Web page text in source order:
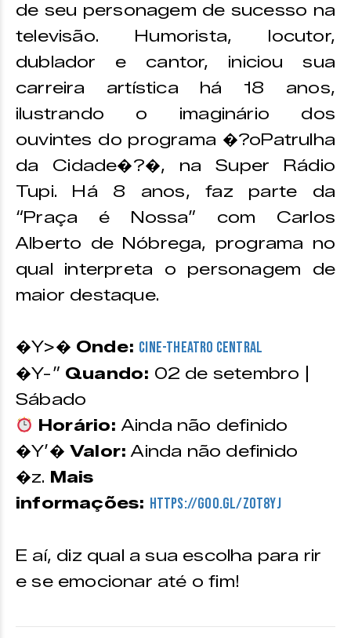
de seu personagem de sucesso na
televisão. Humorista, locutor,
dublador e cantor, iniciou sua
carreira artística há 18 anos,
ilustrando o imaginário dos
ouvintes do programa �?oPatrulha
da Cidade�?�, na Super Rádio
Tupi. Há 8 anos, faz parte da
“Praça é Nossa” com Carlos
Alberto de Nóbrega, programa no
qual interpreta o personagem de
maior destaque.
�Y>� Onde: Cine-Theatro Central
�Y-” Quando: 02 de setembro |
Sábado
Horário:Ainda não definido
�Y’� Valor:Ainda não definido
�z. Mais
informações: https://goo.gl/zOT8yj
E aí, diz qual a sua escolha para rir
e se emocionar até o fim!